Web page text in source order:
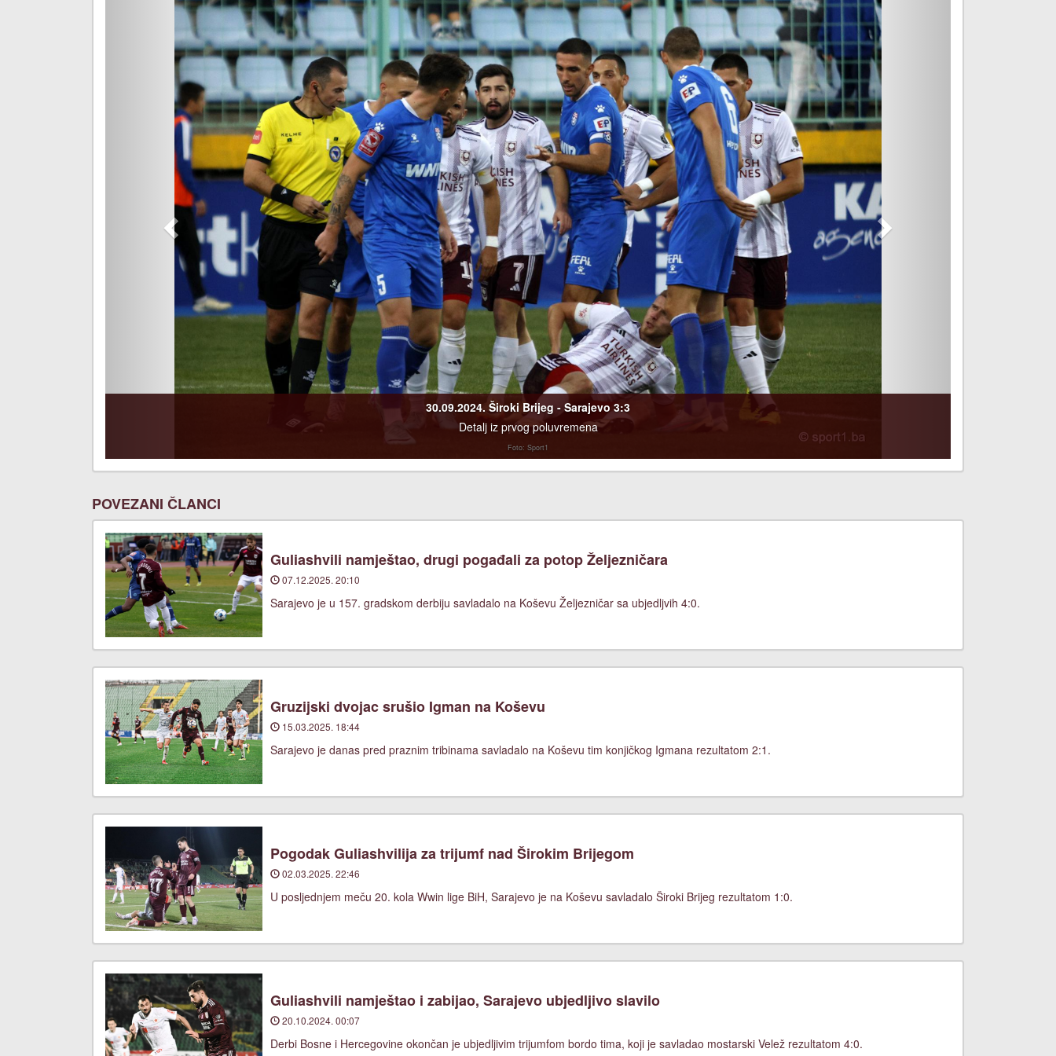
30.09.2024. Široki Brijeg - Sarajevo 3:3
Detalj iz prvog poluvremena
Foto: Sport1
POVEZANI ČLANCI
Guliashvili namještao, drugi pogađali za potop Željezničara
07.12.2025. 20:10
Sarajevo je u 157. gradskom derbiju savladalo na Koševu Željezničar sa ubjedljvih 4:0.
Gruzijski dvojac srušio Igman na Koševu
15.03.2025. 18:44
Sarajevo je danas pred praznim tribinama savladalo na Koševu tim konjičkog Igmana rezultatom 2:1.
Pogodak Guliashvilija za trijumf nad Širokim Brijegom
02.03.2025. 22:46
U posljednjem meču 20. kola Wwin lige BiH, Sarajevo je na Koševu savladalo Široki Brijeg rezultatom 1:0.
Guliashvili namještao i zabijao, Sarajevo ubjedljivo slavilo
20.10.2024. 00:07
Derbi Bosne i Hercegovine okončan je ubjedljivim trijumfom bordo tima, koji je savladao mostarski Velež rezultatom 4:0.